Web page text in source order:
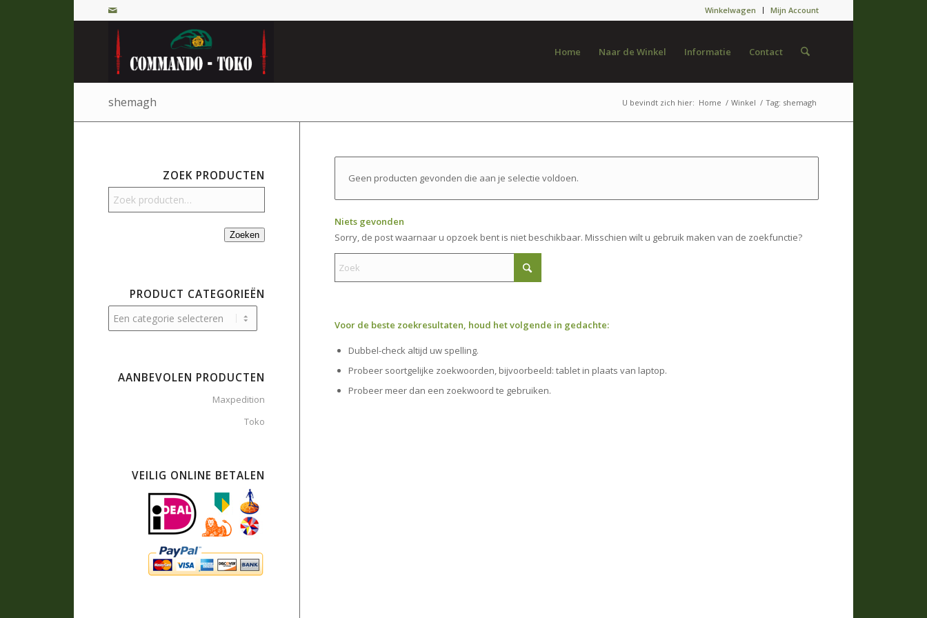
Winkelwagen Mijn Account
Home Naar de Winkel Informatie Contact
shemagh U bevindt zich hier: Home / Winkel / Tag: shemagh
Geen producten gevonden die aan je selectie voldoen.
Niets gevonden
Sorry, de post waarnaar u opzoek bent is niet beschikbaar. Misschien wilt u gebruik maken van de zoekfunctie?
Voor de beste zoekresultaten, houd het volgende in gedachte:
Dubbel-check altijd uw spelling.
Probeer soortgelijke zoekwoorden, bijvoorbeeld: tablet in plaats van laptop.
Probeer meer dan een zoekwoord te gebruiken.
ZOEK PRODUCTEN
Zoeken
PRODUCT CATEGORIEËN
AANBEVOLEN PRODUCTEN
Maxpedition
Toko
VEILIG ONLINE BETALEN